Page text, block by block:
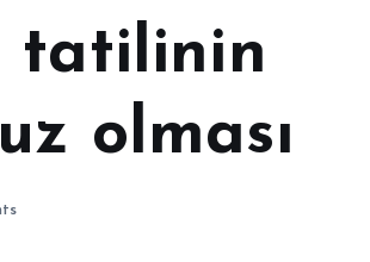
tatilinin
olması